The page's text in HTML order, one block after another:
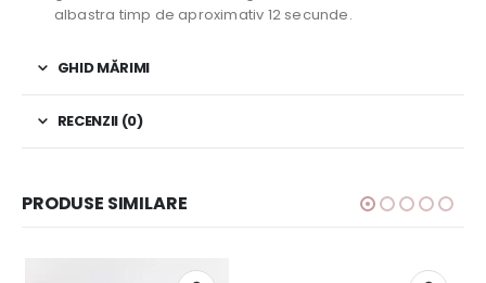
albastra timp de aproximativ 12 secunde.
GHID MĂRIMI
RECENZII (0)
PRODUSE SIMILARE